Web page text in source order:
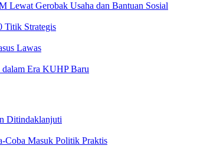
Lewat Gerobak Usaha dan Bantuan Sosial
Titik Strategis
Lawas
Era KUHP Baru
Ditindaklanjuti
Coba Masuk Politik Praktis